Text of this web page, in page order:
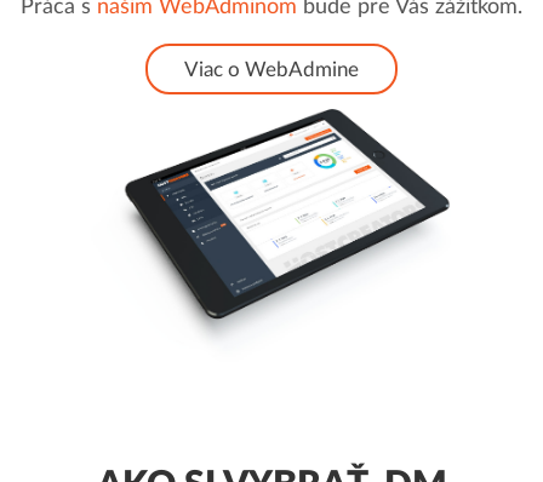
Práca s našim WebAdminom bude pre Vás zážitkom.
Viac o WebAdmine